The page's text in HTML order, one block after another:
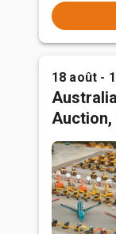
18 août -
Auction,